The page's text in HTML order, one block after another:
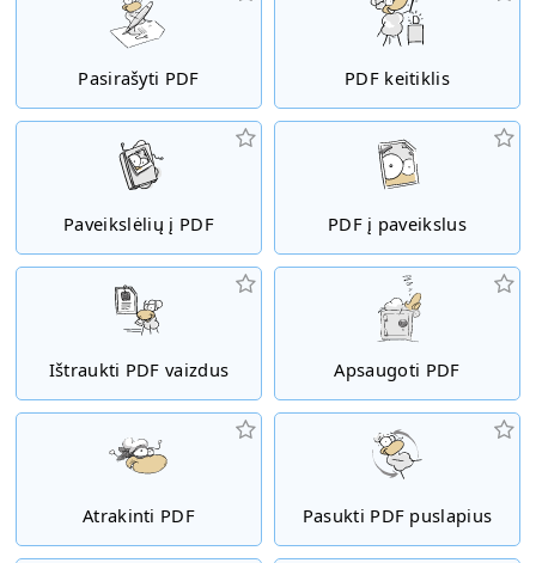
Pasirašyti PDF PDF keitiklis
Paveikslėlių į PDF PDF į paveikslus
Ištraukti PDF vaizdus Apsaugoti PDF
Atrakinti PDF Pasukti PDF puslapius